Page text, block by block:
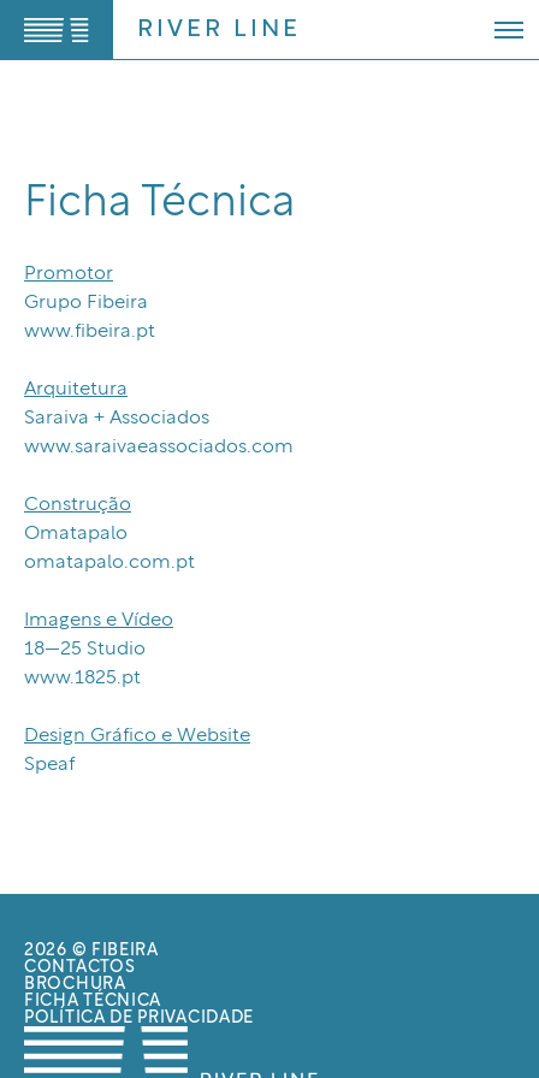
para
o
RIVER LINE
Ficha Técnica
Promotor
Grupo Fibeira
www.fibeira.pt
Arquitetura
Saraiva + Associados
www.saraivaeassociados.com
Construção
Omatapalo
omatapalo.com.pt
Imagens e Vídeo
18—25 Studio
www.1825.pt
Design Gráfico e Website
Speaf
CONTACTOS
BROCHURA
FICHA TÉCNICA
POLÍTICA DE PRIVACIDADE
2026 © FIBEIRA